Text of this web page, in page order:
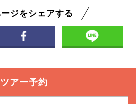
ジをシェアする
ツアー予約